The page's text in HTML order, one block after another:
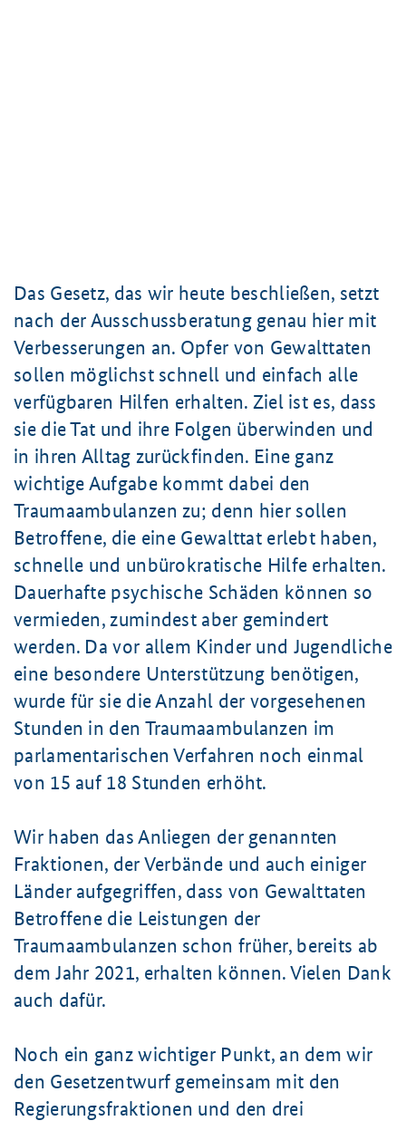
Das Gesetz, das wir heute beschließen, setzt
nach der Ausschussberatung genau hier mit
Verbesserungen an. Opfer von Gewalttaten
sollen möglichst schnell und einfach alle
verfügbaren Hilfen erhalten. Ziel ist es, dass
sie die Tat und ihre Folgen überwinden und
in ihren Alltag zurückfinden. Eine ganz
wichtige Aufgabe kommt dabei den
Traumaambulanzen zu; denn hier sollen
Betroffene, die eine Gewalttat erlebt haben,
schnelle und unbürokratische Hilfe erhalten.
Dauerhafte psychische Schäden können so
vermieden, zumindest aber gemindert
werden. Da vor allem Kinder und Jugendliche
eine besondere Unterstützung benötigen,
wurde für sie die Anzahl der vorgesehenen
Stunden in den Traumaambulanzen im
parlamentarischen Verfahren noch einmal
von 15 auf 18 Stunden erhöht.
Wir haben das Anliegen der genannten
Fraktionen, der Verbände und auch einiger
Länder aufgegriffen, dass von Gewalttaten
Betroffene die Leistungen der
Traumaambulanzen schon früher, bereits ab
dem Jahr 2021, erhalten können. Vielen Dank
auch dafür.
Noch ein ganz wichtiger Punkt, an dem wir
den Gesetzentwurf gemeinsam mit den
Regierungsfraktionen und den drei